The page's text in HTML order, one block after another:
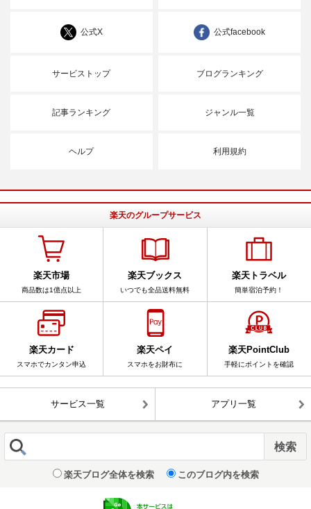
公式X 公式facebook
サービストップ ブログランキング
記事ランキング ジャンル一覧
ヘルプ 利用規約
楽天のグループサービス
楽天市場
商品数は1億点以上
楽天ブックス
いつでも全品送料無料
楽天トラベル
簡単宿泊予約！
楽天カード
スマホでカンタン申込
楽天ペイ
スマホをお財布に
楽天PointClub
手軽にポイントを確認
サービス一覧 アプリ一覧
楽天ブログ全体を検索 このブログ内を検索